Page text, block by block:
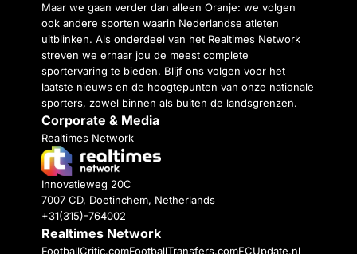
Maar we gaan verder dan alleen Oranje: we volgen
ook andere sporten waarin Nederlandse atleten
uitblinken. Als onderdeel van het Realtimes Network
streven we ernaar jou de meest complete
sportervaring te bieden. Blijf ons volgen voor het
laatste nieuws en de hoogtepunten van onze nationale
sporters, zowel binnen als buiten de landsgrenzen.
Corporate & Media
Realtimes Network
Innovatieweg 20C
7007 CD, Doetinchem, Netherlands
+31(315)-764002
Realtimes Network
FootballCritic.comFootballTransfers.comFCUpdate.nl